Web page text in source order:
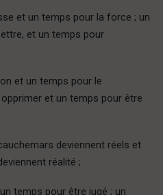
et un temps pour la force ; un
et un temps pour
et un temps pour le
et un temps pour être
deviennent réels et
réalité ;
temps pour être jugé ; un